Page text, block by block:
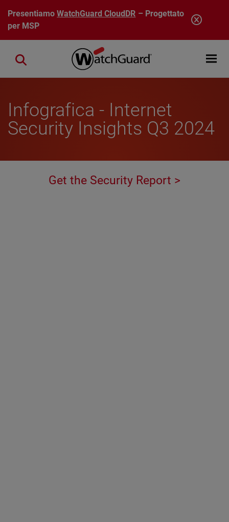
Salta al contenuto principale
PresentiamoWatchGuard CloudDR – Progettato
per MSP
Open
Close search
Infografica - Internet
Security Insights Q3 2024
Get the Security Report >